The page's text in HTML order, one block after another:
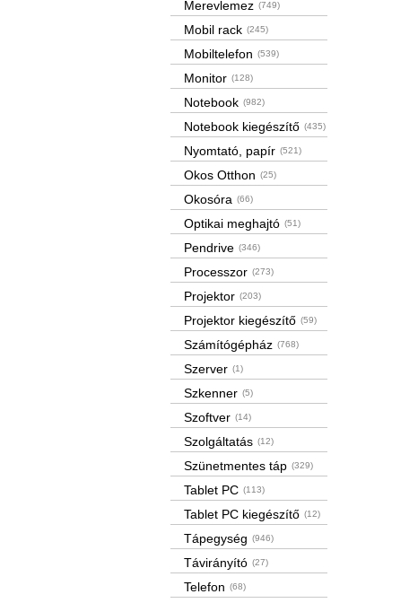
Merevlemez (749)
Mobil rack (245)
Mobiltelefon (539)
Monitor (128)
Notebook (982)
Notebook kiegészítő (435)
Nyomtató, papír (521)
Okos Otthon (25)
Okosóra (66)
Optikai meghajtó (51)
Pendrive (346)
Processzor (273)
Projektor (203)
Projektor kiegészítő (59)
Számítógépház (768)
Szerver (1)
Szkenner (5)
Szoftver (14)
Szolgáltatás (12)
Szünetmentes táp (329)
Tablet PC (113)
Tablet PC kiegészítő (12)
Tápegység (946)
Távirányító (27)
Telefon (68)